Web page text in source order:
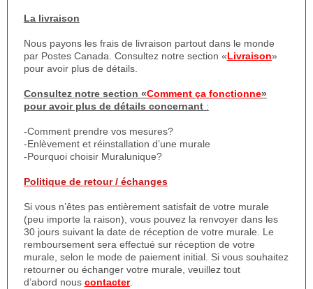
La livraison
Nous payons les frais de livraison partout dans le monde
par Postes Canada. Consultez notre section «Livraison»
pour avoir plus de détails.
Consultez notre section «Comment ça fonctionne»
pour avoir plus de détails concernant:
-Comment prendre vos mesures?
-Enlèvement et réinstallation d’une murale
-Pourquoi choisir Muralunique?
Politique de retour / échanges
Si vous n’êtes pas entièrement satisfait de votre murale
(peu importe la raison), vous pouvez la renvoyer dans les
30 jours suivant la date de réception de votre murale. Le
remboursement sera effectué sur réception de votre
murale, selon le mode de paiement initial. Si vous souhaitez
retourner ou échanger votre murale, veuillez tout
d’abord nous contacter.